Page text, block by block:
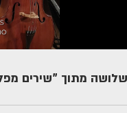
שלושה מתוך "שירים